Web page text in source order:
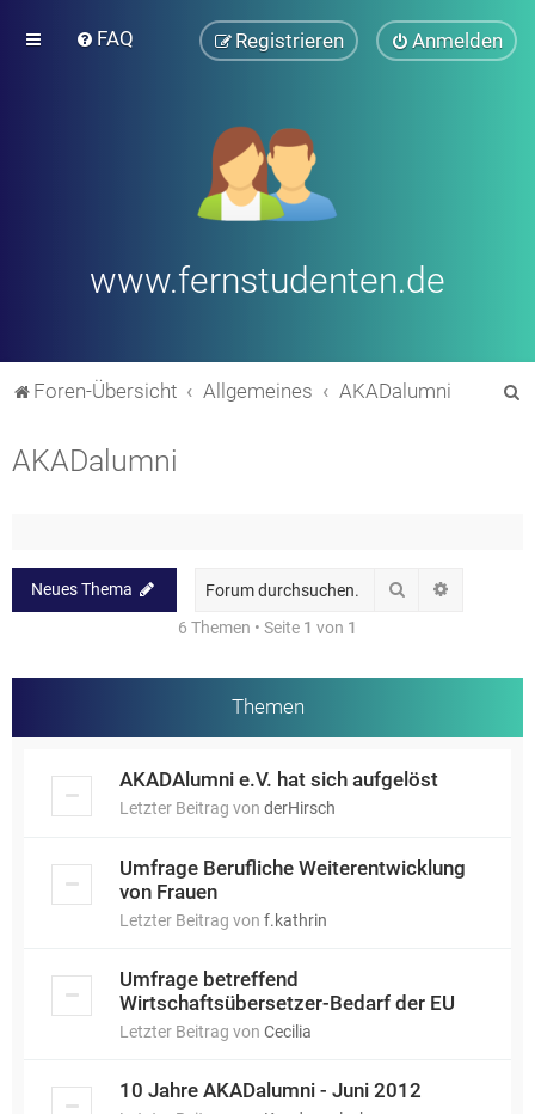
FAQ Anmelden
Registrieren
www.fernstudenten.de
Foren-Übersicht Allgemeines AKADalumni
AKADalumni
Neues Thema Suche
6 Themen • Seite 1 von 1
Themen
AKADAlumni e.V. hat sich aufgelöst
Letzter Beitrag von derHirsch
Umfrage Berufliche Weiterentwicklung
von Frauen
Letzter Beitrag von f.kathrin
Umfrage betreffend
Wirtschaftsübersetzer-Bedarf der EU
Letzter Beitrag von Cecilia
10 Jahre AKADalumni - Juni 2012